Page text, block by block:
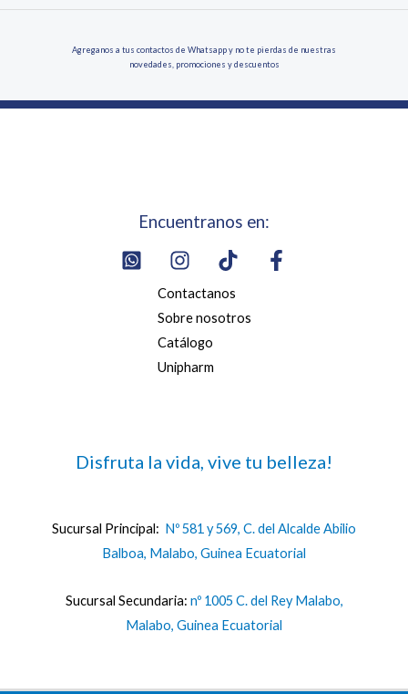
Agreganos a tus contactos de Whatsapp y no te pierdas de nuestras
novedades, promociones y descuentos
Encuentranos en:
Contactanos
Sobre nosotros
Catálogo
Unipharm
Disfruta la vida, vive tu belleza!
Sucursal Principal: Nº 581 y 569, C. del Alcalde Abilio
Balboa, Malabo, Guinea Ecuatorial
Sucursal Secundaria: nº 1005 C. del Rey Malabo,
Malabo, Guinea Ecuatorial